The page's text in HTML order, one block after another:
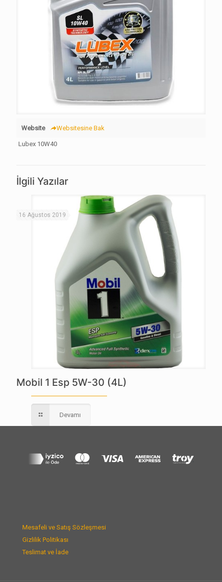
Website Websitesine Bak
Lubex 10W40
İlgili Yazılar
16 Ağustos 2019
Mobil 1 Esp 5W-30 (4L)
Devamı
Mesafeli ve Satış Sözleşmesi
Gizlilik Politikası
Teslimat ve İade